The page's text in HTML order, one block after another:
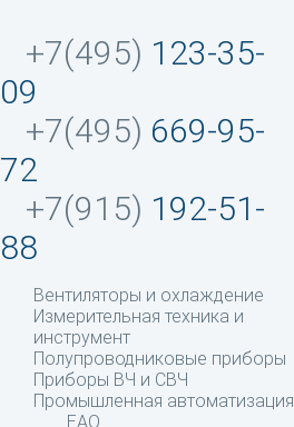
+7(495) 123-35-
09
+7(495) 669-95-
72
+7(915) 192-51-
88
Вентиляторы и охлаждение
Измерительная техника и
инструмент
Полупроводниковые приборы
Приборы ВЧ и СВЧ
Промышленная автоматизация
EAO